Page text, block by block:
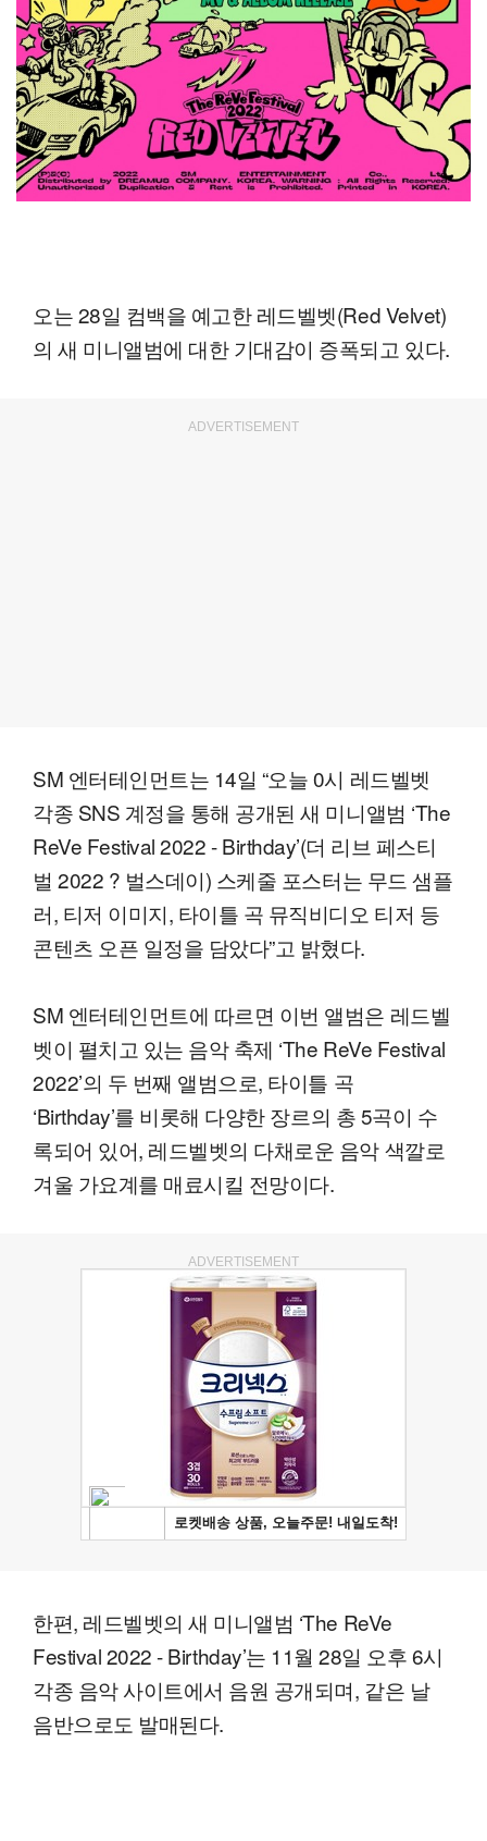
오는 28일 컴백을 예고한 레드벨벳(Red Velvet)
의 새 미니앨범에 대한 기대감이 증폭되고 있다.
ADVERTISEMENT
SM 엔터테인먼트는 14일 “오늘 0시 레드벨벳
각종 SNS 계정을 통해 공개된 새 미니앨범 ‘The
ReVe Festival 2022 - Birthday’(더 리브 페스티
벌 2022 ? 벌스데이) 스케줄 포스터는 무드 샘플
러, 티저 이미지, 타이틀 곡 뮤직비디오 티저 등
콘텐츠 오픈 일정을 담았다”고 밝혔다.
SM 엔터테인먼트에 따르면 이번 앨범은 레드벨
벳이 펼치고 있는 음악 축제 ‘The ReVe Festival
2022’의 두 번째 앨범으로, 타이틀 곡
‘Birthday’를 비롯해 다양한 장르의 총 5곡이 수
록되어 있어, 레드벨벳의 다채로운 음악 색깔로
겨울 가요계를 매료시킬 전망이다.
ADVERTISEMENT
한편, 레드벨벳의 새 미니앨범 ‘The ReVe
Festival 2022 - Birthday’는 11월 28일 오후 6시
각종 음악 사이트에서 음원 공개되며, 같은 날
음반으로도 발매된다.